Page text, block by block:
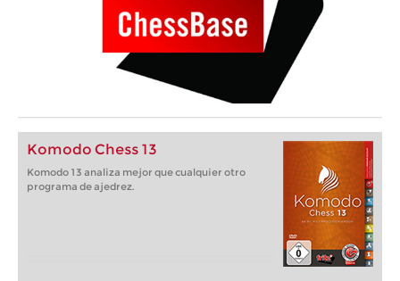
Komodo Chess 13
Komodo 13 analiza mejor que cualquier otro
programa de ajedrez.